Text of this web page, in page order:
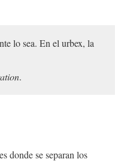
lo sea. En el urbex, la
.
donde se separan los